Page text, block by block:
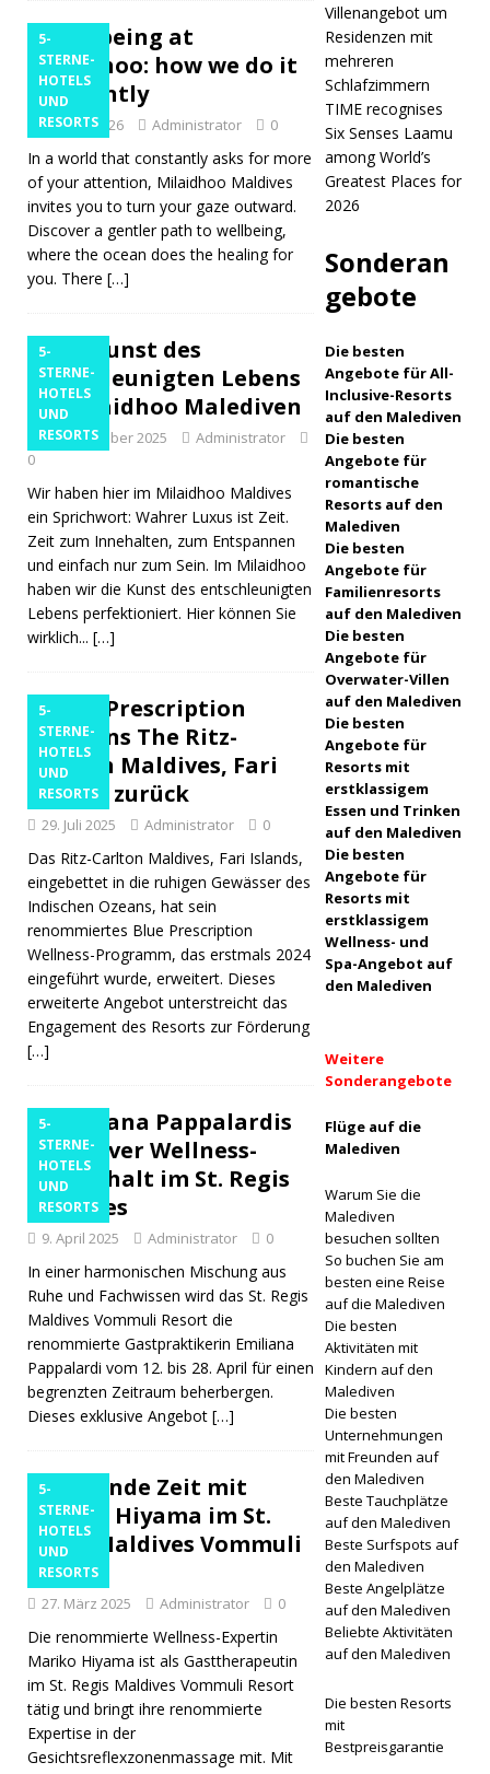
[ 30. März
2026 ]
Sun Siyam
Iru Veli
stellt neue
Ocean
Spa vor
WELLNESS
2026 ]
Sportfisch
ereiprogr
‘Lines of
Respect’
ANGELN
[ 26. März
2026 ]
Maldives
erweitert
bot um
Residenze
mehreren
Schlafzim
HOTELS
[ März 24,
2026 ]
TIME
recognise
s Six
5-
STERNE-
HOTELS
UND
RESORTS
Wellbeing at
Milaidhoo: how we do it
differently
März 3, 2026 Administrator 0
In a world that constantly asks for more
of your attention, Milaidhoo Maldives
invites you to turn your gaze outward.
Discover a gentler path to wellbeing,
where the ocean does the healing for
you. There […]
5-
STERNE-
HOTELS
UND
RESORTS
Die Kunst des
entschleunigten Lebens
im Milaidhoo Malediven
11. Dezember 2025
Administrator
0
Wir haben hier im Milaidhoo Maldives
ein Sprichwort: Wahrer Luxus ist Zeit.
Zeit zum Innehalten, zum Entspannen
und einfach nur zum Sein. Im Milaidhoo
haben wir die Kunst des entschleunigten
Lebens perfektioniert. Hier können Sie
wirklich... […]
5-
STERNE-
HOTELS
UND
RESORTS
Blue Prescription
kehrt ins The Ritz-
Carlton Maldives, Fari
Islands zurück
29. Juli 2025 Administrator 0
Das Ritz-Carlton Maldives, Fari Islands,
eingebettet in die ruhigen Gewässer des
Indischen Ozeans, hat sein
renommiertes Blue Prescription
Wellness-Programm, das erstmals 2024
eingeführt wurde, erweitert. Dieses
erweiterte Angebot unterstreicht das
Engagement des Resorts zur Förderung
[…]
5-
STERNE-
HOTELS
UND
RESORTS
Emiliana Pappalardis
exklusiver Wellness-
Aufenthalt im St. Regis
Maldives
9. April 2025 Administrator 0
In einer harmonischen Mischung aus
Ruhe und Fachwissen wird das St. Regis
Maldives Vommuli Resort die
renommierte Gastpraktikerin Emiliana
Pappalardi vom 12. bis 28. April für einen
begrenzten Zeitraum beherbergen.
Dieses exklusive Angebot […]
5-
STERNE-
HOTELS
UND
RESORTS
Heilende Zeit mit
Mariko Hiyama im St.
Regis Maldives Vommuli
Resort
27. März 2025 Administrator 0
Die renommierte Wellness-Expertin
Mariko Hiyama ist als Gasttherapeutin
im St. Regis Maldives Vommuli Resort
tätig und bringt ihre renommierte
Expertise in der
Gesichtsreflexzonenmassage mit. Mit
Villenangebot um
Residenzen mit
mehreren
Schlafzimmern
TIME recognises
Six Senses Laamu
among World’s
Greatest Places for
2026
Sonderan
gebote
Die besten
Angebote für All-
Inclusive-Resorts
auf den Malediven
Die besten
Angebote für
romantische
Resorts auf den
Malediven
Die besten
Angebote für
Familienresorts
auf den Malediven
Die besten
Angebote für
Overwater-Villen
auf den Malediven
Die besten
Angebote für
Resorts mit
erstklassigem
Essen und Trinken
auf den Malediven
Die besten
Angebote für
Resorts mit
erstklassigem
Wellness- und
Spa-Angebot auf
den Malediven
Weitere
Sonderangebote
Flüge auf die
Malediven
Warum Sie die
Malediven
besuchen sollten
So buchen Sie am
besten eine Reise
auf die Malediven
Die besten
Aktivitäten mit
Kindern auf den
Malediven
Die besten
Unternehmungen
mit Freunden auf
den Malediven
Beste Tauchplätze
auf den Malediven
Beste Surfspots auf
den Malediven
Beste Angelplätze
auf den Malediven
Beliebte Aktivitäten
auf den Malediven
Die besten Resorts
mit
Bestpreisgarantie